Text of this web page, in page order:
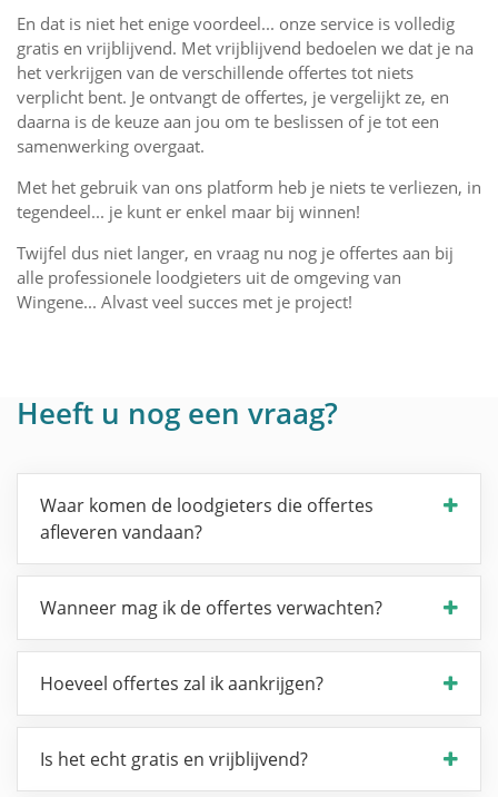
En dat is niet het enige voordeel... onze service is volledig
gratis en vrijblijvend. Met vrijblijvend bedoelen we dat je na
het verkrijgen van de verschillende offertes tot niets
verplicht bent. Je ontvangt de offertes, je vergelijkt ze, en
daarna is de keuze aan jou om te beslissen of je tot een
samenwerking overgaat.
Met het gebruik van ons platform heb je niets te verliezen, in
tegendeel... je kunt er enkel maar bij winnen!
Twijfel dus niet langer, en vraag nu nog je offertes aan bij
alle professionele loodgieters uit de omgeving van
Wingene... Alvast veel succes met je project!
Heeft u nog een vraag?
Waar komen de loodgieters die offertes
afleveren vandaan?
Wanneer mag ik de offertes verwachten?
Hoeveel offertes zal ik aankrijgen?
Is het echt gratis en vrijblijvend?